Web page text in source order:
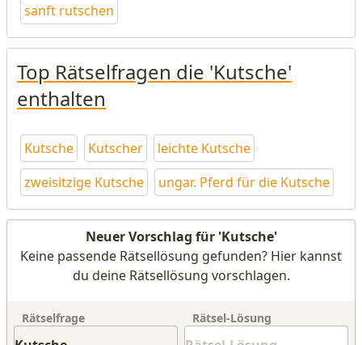
sanft rutschen
Top Rätselfragen die 'Kutsche'
enthalten
Kutsche Kutscher
leichte Kutsche
zweisitzige Kutsche
ungar. Pferd für die Kutsche
Neuer Vorschlag für 'Kutsche'
Keine passende Rätsellösung gefunden? Hier kannst
du deine Rätsellösung vorschlagen.
Rätselfrage Rätsel-Lösung